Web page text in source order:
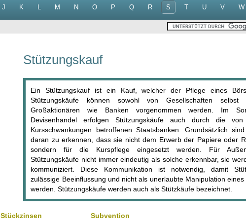
J K L M N O P Q R S T U V W
Stützungskauf
Ein Stützungskauf ist ein Kauf, welcher der Pflege eines
Stützungskäufe können sowohl von Gesellschaften
Großaktionären wie Banken vorgenommen werden. Im
Devisenhandel erfolgen Stützungskäufe auch durch die von
Kursschwankungen betroffenen Staatsbanken. Grundsätzlich
daran zu erkennen, dass sie nicht dem Erwerb der Papiere oder
sondern für die Kurspflege eingesetzt werden. Für
Stützungskäufe nicht immer eindeutig als solche erkennbar, sie
kommuniziert. Diese Kommunikation ist notwendig, damit
zulässige Beeinflussung und nicht als unerlaubte Manipulation
werden. Stützungskäufe werden auch als Stützkäufe bezeichnet.
Stückzinsen Subvention